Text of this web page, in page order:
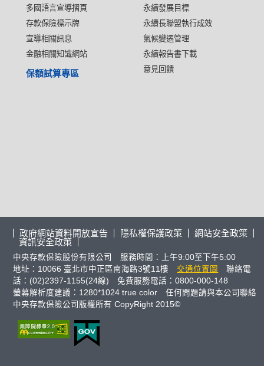
多國語言宣導摺頁
存款保險標示牌
宣導相關訊息
金融相關知識網站
永續發展目標
永續長聯盟執行成效
氣候變遷管理
永續報告書下載
意見回饋
保額試算專區
政府網站資料開放宣告 隱私權保護政策
網站安全政策
資訊安全政策
中央存款保險股份有限公司 服務時間：上午9:00至下午5:00
地址：10066 臺北市中正區南海路3號11樓
交通位置圖
聯絡電
話：(02)2397-1155(24線) 免費服務電話：0800-000-148
螢幕解析度建議：1280*1024 true color 任何問題請與本公司聯絡
中央存款保險公司版權所有 CopyRight 2015©